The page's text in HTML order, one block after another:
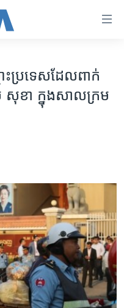
ះ​ប្រទេស​ដែល​ពាក់
ខា ​ក្នុង​សាលក្រម